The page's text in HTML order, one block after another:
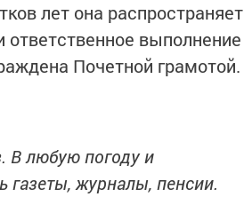
лет она распространяет
выполнение
Почетной грамотой.
В любую погоду и
газеты, журналы, пенсии.